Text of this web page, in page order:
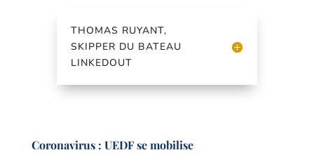
THOMAS RUYANT,
SKIPPER DU BATEAU
LINKEDOUT
Coronavirus : UEDF se mobilise